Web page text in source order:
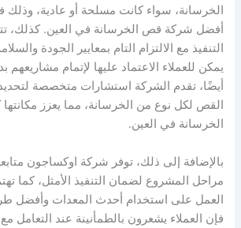
الخرسانة، سواء كانت مسلحة أو عادية،
أفضل شركة قص الخرسانة في العين. كذلك،
التنفيذ مع الالتزام التام بمعايير الجودة
يمكن للعملاء الاعتماد عليها لإتمام مشاريعهم
أيضًا، تقدم الشركة استشارات متخصصة
القص لكل نوع من الخرسانة، مما يعزز
الخرسانة في العين.
بالإضافة إلى ذلك، توفر شركة اوكساجون
مراحل المشروع لضمان التنفيذ الأمثل، كما
العمل على استخدام أحدث المعدات وأفضل
فإن العملاء يشعرون بالطمأنينة عند التعامل